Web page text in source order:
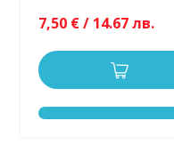
7,50 € / 14.67 лв.